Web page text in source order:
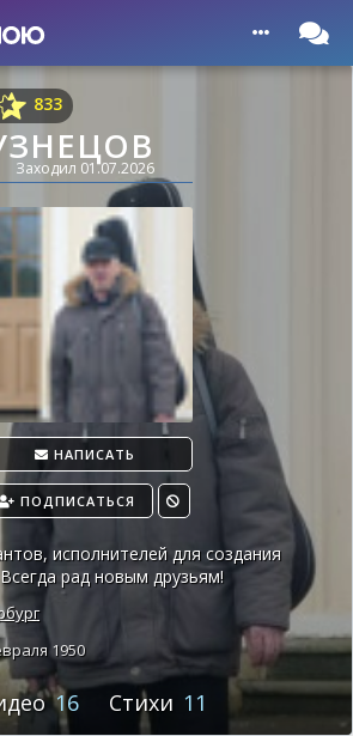
833
Заходил 01.07.2026
НАПИСАТЬ
ПОДПИСАТЬСЯ
исполнителей для создания
рад новым друзьям!
1950
16 Стихи 11